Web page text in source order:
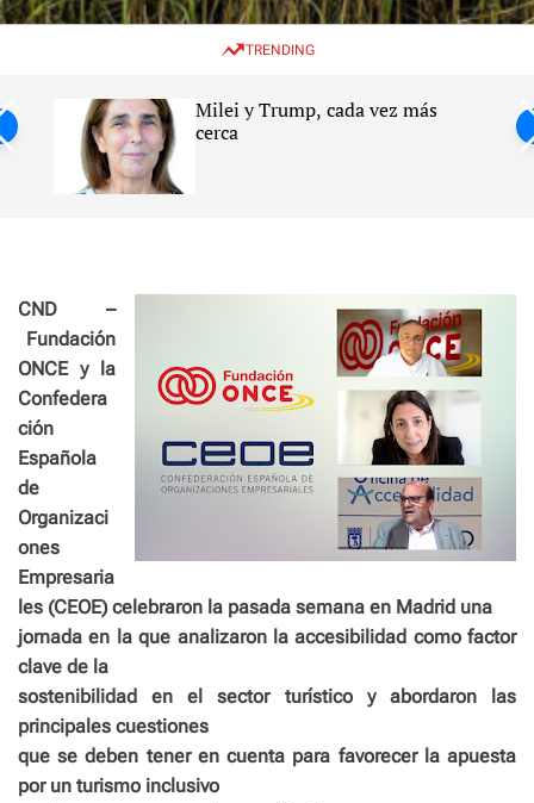
w
c
e
e
TRENDING
Milei y Trump, cada vez más
cerca
CND –
Fundación
ONCE y la
Confedera
ción
Española
de
Organizaci
ones
Empresaria
les (CEOE) celebraron la pasada semana en Madrid una
jornada en la que analizaron la accesibilidad como factor
clave de la
sostenibilidad en el sector turístico y abordaron las
principales cuestiones
que se deben tener en cuenta para favorecer la apuesta
por un turismo inclusivo